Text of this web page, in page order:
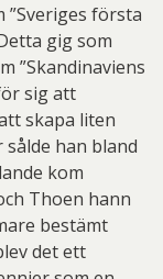
”Sveriges första
gig som
”Skandinaviens
sig att
skapa liten
han bland
kom
Thoen hann
bestämt
det ett